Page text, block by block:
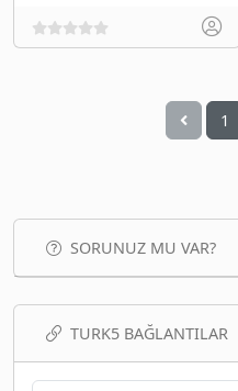
1
SORUNUZ MU VAR?
TURK5 BAĞLANTILAR